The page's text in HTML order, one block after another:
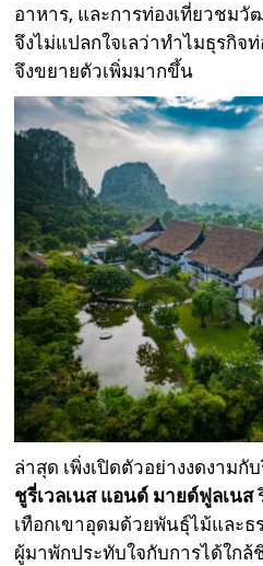
อาหาร, และการท่องเที่ยวชมวั
จึงไม่แปลกใจเลว่าทำไมธุรกิจ
จึงขยายตัวเพิ่มมากขึ้น
ล่าสุด เพิ่งเปิดตัวอย่างงดงามกั
ชูรี่เวลเนส แอนด์ มายด์ฟูลเนส
เทือกเขาอุดมด้วยพันธุ์ไม้และ
ผู้มาพักประทับใจกับการได้ใก